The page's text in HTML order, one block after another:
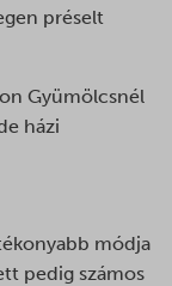
préselt
Gyümölcsnél
házi
módja
pedig számos